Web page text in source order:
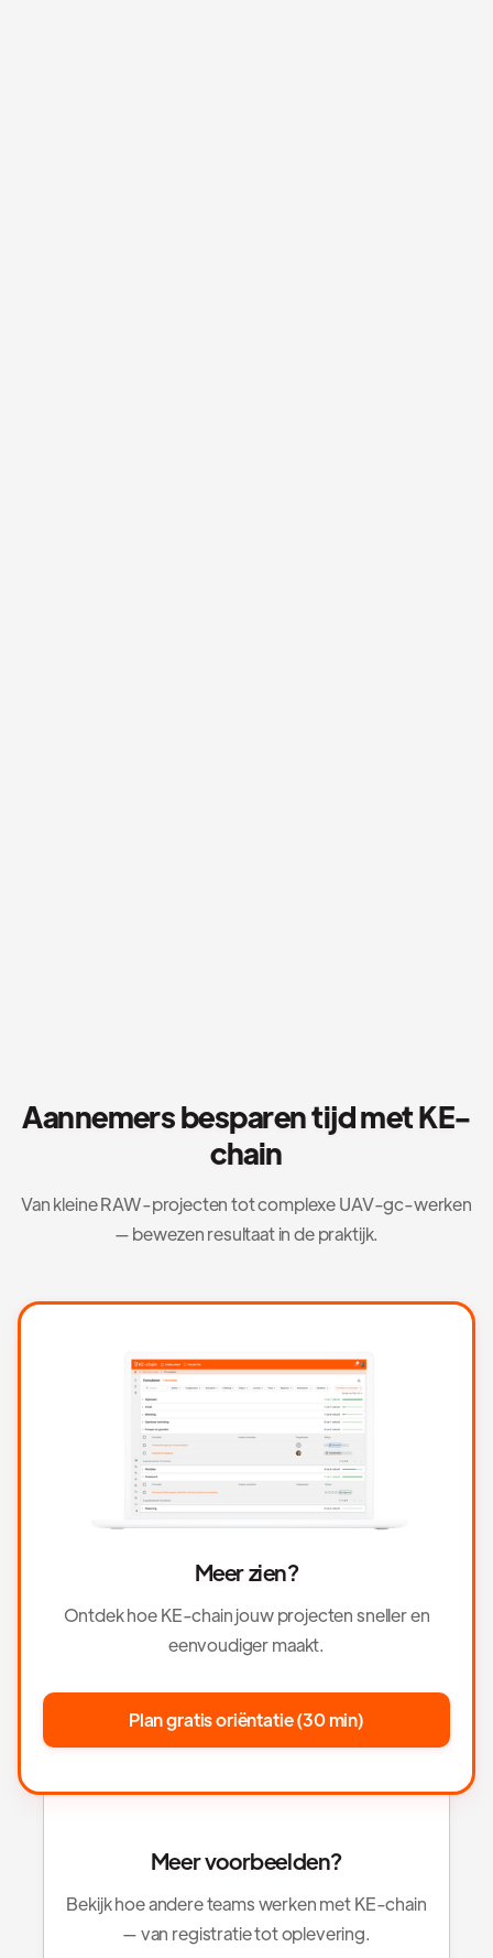
Aannemers besparen tijd met KE-
chain
Van kleine RAW-projecten tot complexe UAV-gc-werken
— bewezen resultaat in de praktijk.
Meer zien?
Ontdek hoe KE-chain jouw projecten sneller en
eenvoudiger maakt.
Plan gratis oriëntatie (30 min)
Meer voorbeelden?
Bekijk hoe andere teams werken met KE-chain
— van registratie tot oplevering.